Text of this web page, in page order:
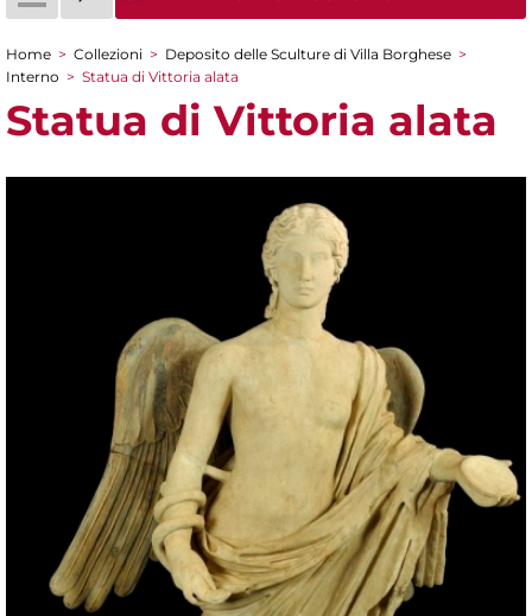
You are here
Home > Collezioni > Deposito delle Sculture di Villa Borghese >
Interno > Statua di Vittoria alata
Statua di Vittoria alata